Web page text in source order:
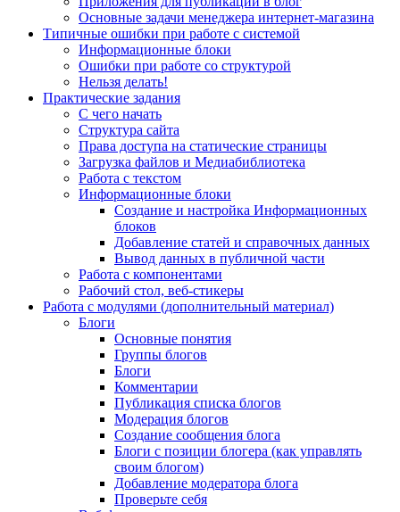
Основные задачи менеджера интернет-магазина
Типичные ошибки при работе с системой
Информационные блоки
Ошибки при работе со структурой
Нельзя делать!
Практические задания
С чего начать
Структура сайта
Права доступа на статические страницы
Загрузка файлов и Медиабиблиотека
Работа с текстом
Информационные блоки
Создание и настройка Информационных
блоков
Добавление статей и справочных данных
Вывод данных в публичной части
Работа с компонентами
Рабочий стол, веб-стикеры
Работа с модулями (дополнительный материал)
Блоги
Основные понятия
Группы блогов
Блоги
Комментарии
Публикация списка блогов
Модерация блогов
Создание сообщения блога
Блоги с позиции блогера (как управлять
своим блогом)
Добавление модератора блога
Проверьте себя